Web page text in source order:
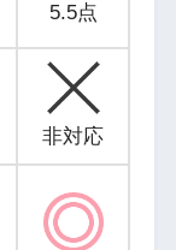
5.5点
非対応